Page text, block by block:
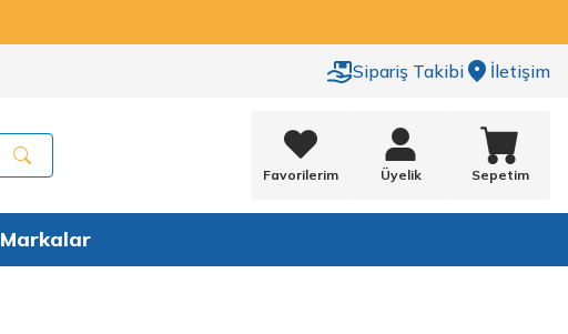
Sipariş Takibi İletişim
Favorilerim Üyelik Sepetim
Markalar